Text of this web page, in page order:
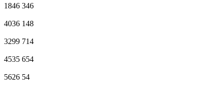
1846 346
4036 148
3299 714
4535 654
5626 54